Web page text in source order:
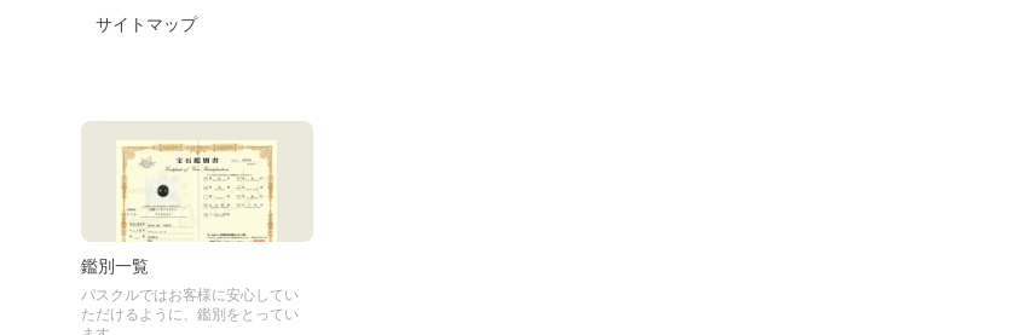
サイトマップ
鑑別一覧
パスクルではお客様に安心してい
ただけるように、鑑別をとってい